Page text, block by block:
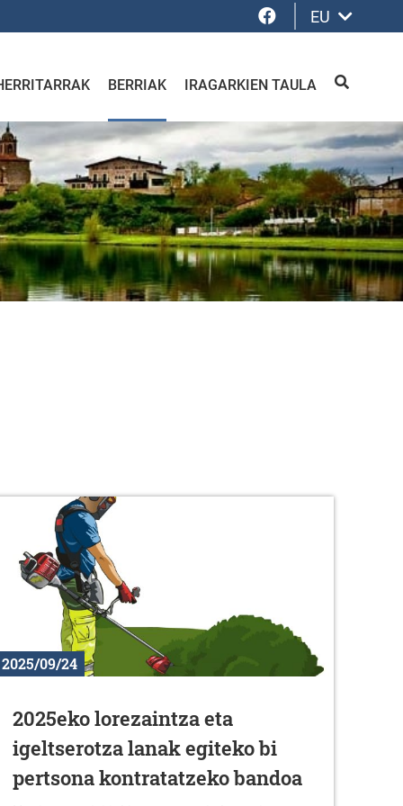
Facebook
EU
BERRIAK IRAGARKIEN TAULA BILATU
2025/09/24
2025eko lorezaintza eta
igeltserotza lanak egiteko bi
pertsona kontratatzeko bandoa